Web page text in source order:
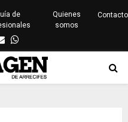
de
Quienes
somos
Contacto
EmailWhatsapp